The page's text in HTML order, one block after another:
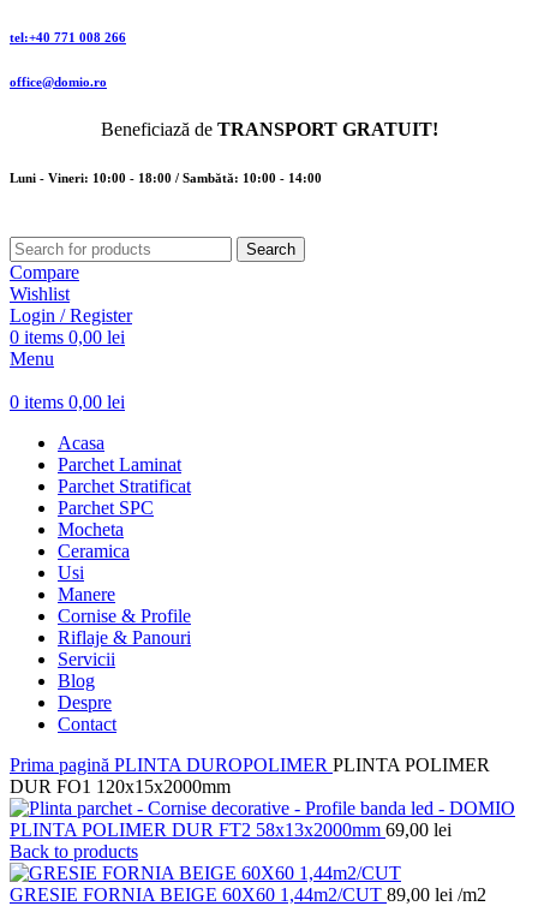
tel:+40 771 008 266
office@domio.ro
Beneficiază de TRANSPORT GRATUIT!
Luni - Vineri: 10:00 - 18:00 / Sambătă: 10:00 - 14:00
Search
Compare
Wishlist
Login / Register
0 items 0,00 lei
Menu
0 items 0,00 lei
Acasa
Parchet Laminat
Parchet Stratificat
Parchet SPC
Mocheta
Ceramica
Usi
Manere
Cornise & Profile
Riflaje & Panouri
Servicii
Blog
Despre
Contact
Prima pagină PLINTA DUROPOLIMER PLINTA POLIMER
DUR FO1 120x15x2000mm
PLINTA POLIMER DUR FT2 58x13x2000mm 69,00 lei
Back to products
GRESIE FORNIA BEIGE 60X60 1,44m2/CUT 89,00 lei /m2